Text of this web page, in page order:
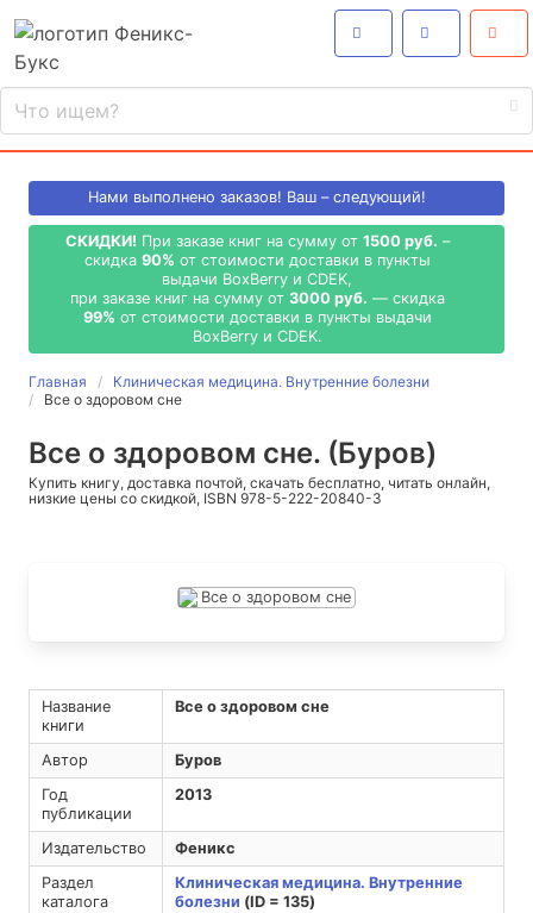
Нами выполнено заказов! Ваш – следующий!
СКИДКИ! При заказе книг на сумму от 1500 руб. –
скидка 90% от стоимости доставки в пункты
выдачи BoxBerry и CDEK,
при заказе книг на сумму от 3000 руб. — скидка
99% от стоимости доставки в пункты выдачи
BoxBerry и CDEK.
Главная
Клиническая медицина. Внутренние болезни
Все о здоровом сне
Все о здоровом сне. (Буров)
Купить книгу, доставка почтой, скачать бесплатно, читать онлайн,
низкие цены со скидкой, ISBN 978-5-222-20840-3
Название
книги
Все о здоровом сне
Автор
Буров
Год
публикации
2013
Издательство
Феникс
Раздел
каталога
Клиническая медицина. Внутренние
болезни (ID = 135)